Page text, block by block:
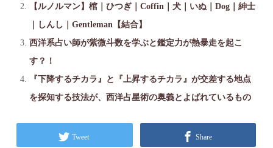
【ルノルマン】棺｜ひつぎ｜Coffin｜犬｜いぬ｜Dog｜紳士
｜しんし｜Gentleman【結合】
西洋系占い師が紫微斗数を学ぶと鑑定力が熱暴走を起こ
す？！
『下降するチカラ』と『上昇するチカラ』が交差する地点
を探知する技法が、西洋占星術の奥義とよばれているもの
Tweet Share